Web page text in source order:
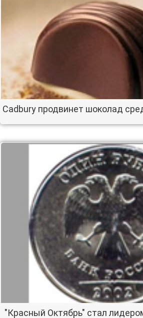
Cadbury продвинет шоколад
"Красный Октябрь" стал